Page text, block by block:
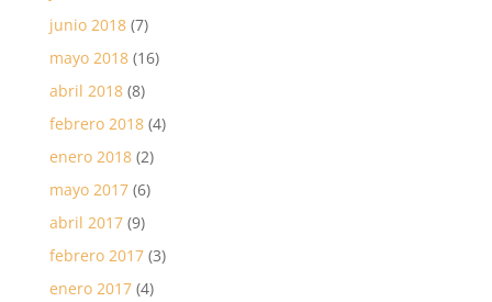
junio 2018(7)
mayo 2018(16)
abril 2018(8)
febrero 2018(4)
enero 2018(2)
mayo 2017(6)
abril 2017(9)
febrero 2017(3)
enero 2017(4)